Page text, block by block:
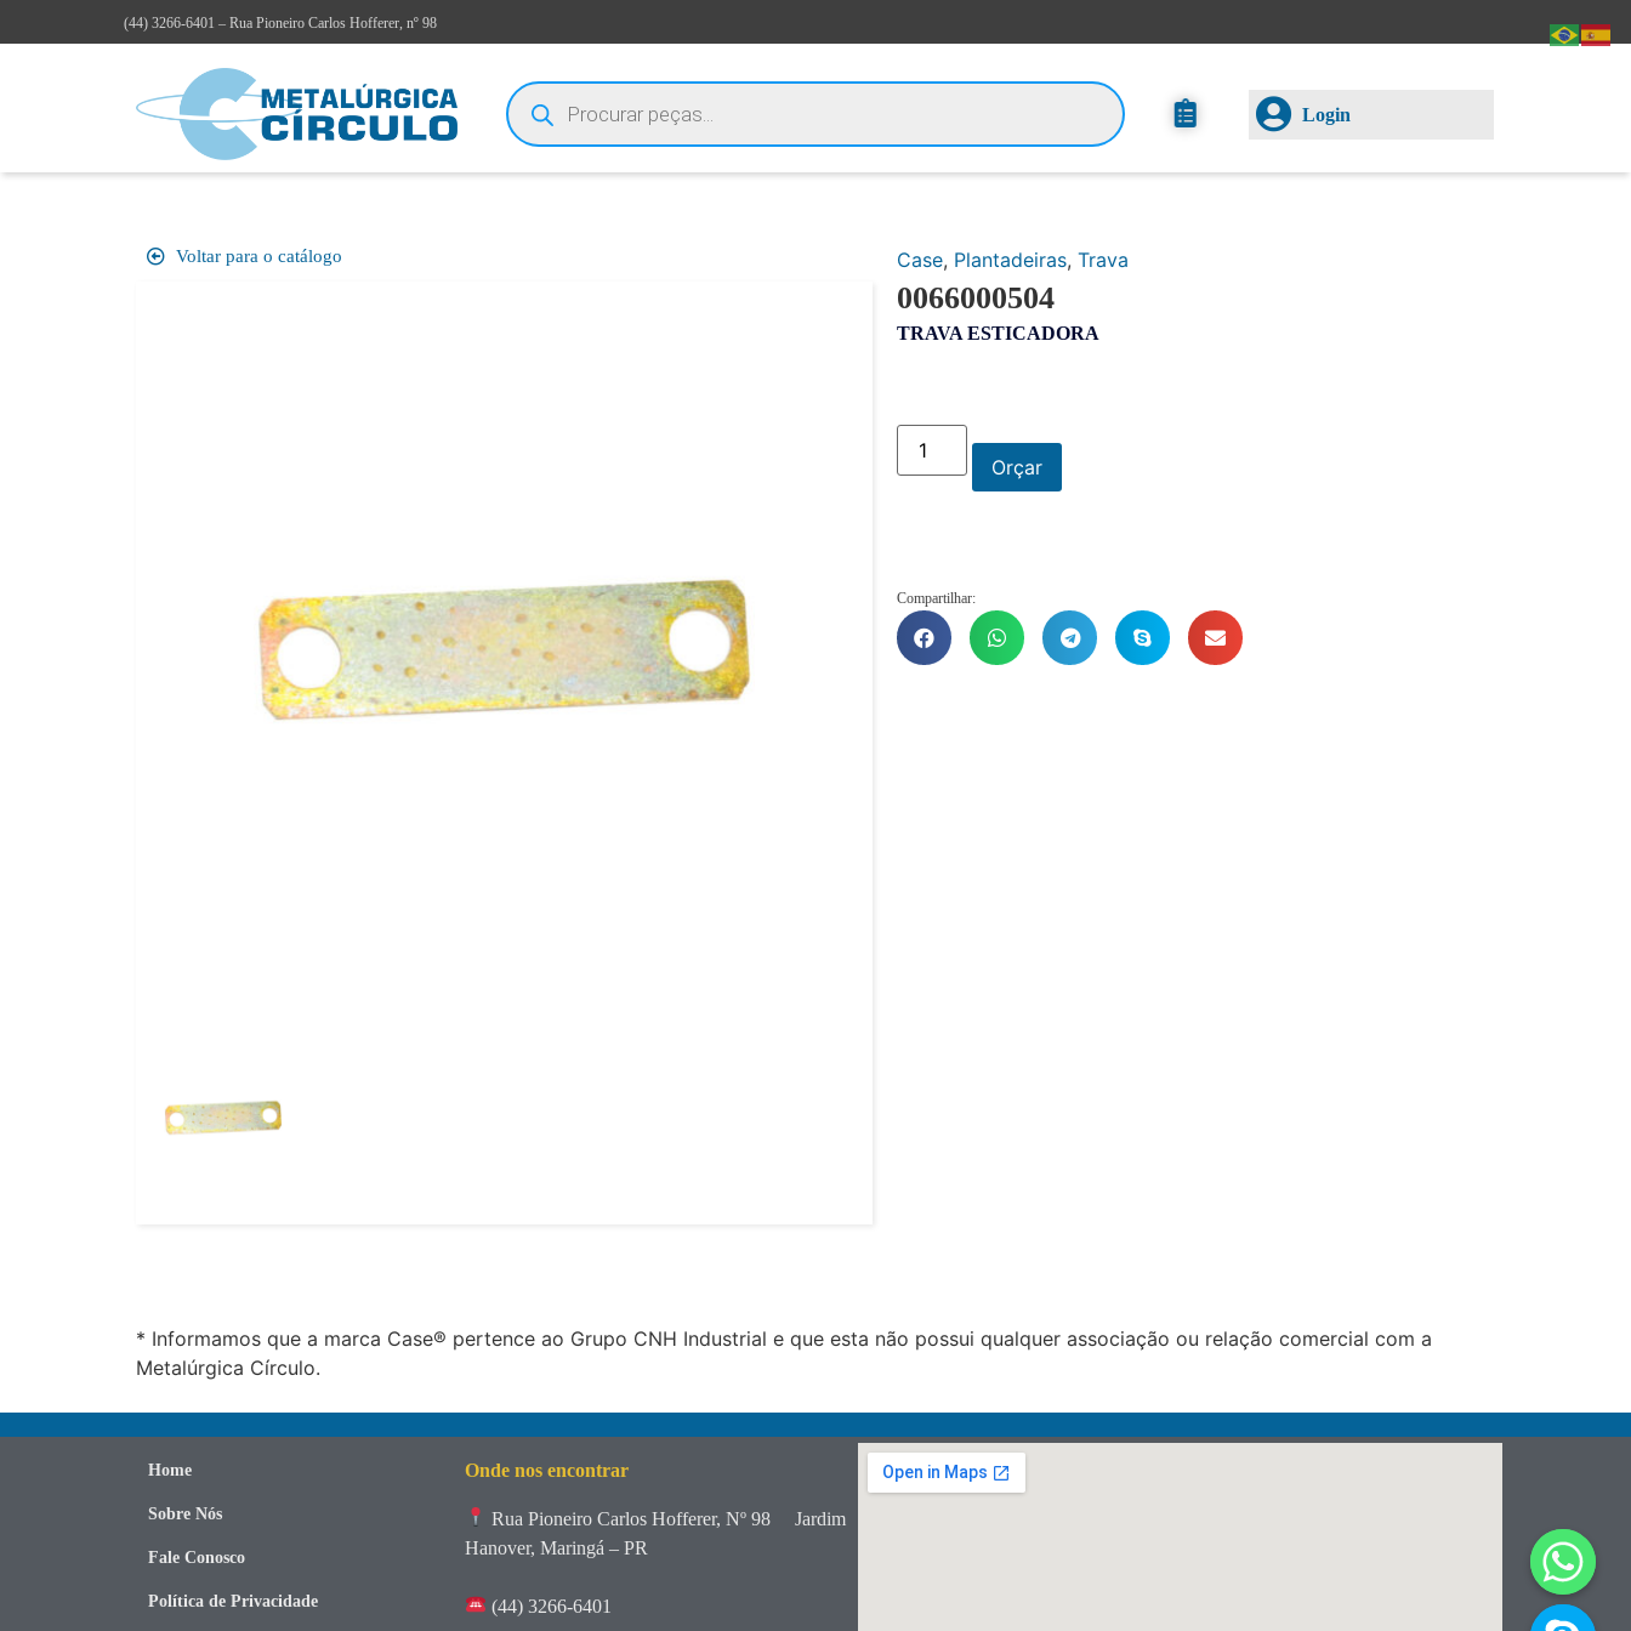
(44) 3266-6401 – Rua Pioneiro Carlos Hofferer, nº 98
Login
Voltar para o catálogo Case, Plantadeiras, Trava
0066000504
TRAVA ESTICADORA
Orçar
Compartilhar:
* Informamos que a marca Case® pertence ao Grupo CNH Industrial e que esta não possui qualquer associação ou relação comercial com a
Metalúrgica Círculo.
Home
Sobre Nós
Fale Conosco
Política de Privacidade
Onde nos encontrar
Rua Pioneiro Carlos Hofferer, Nº 98
Jardim
Hanover, Maringá – PR
(44) 3266-6401